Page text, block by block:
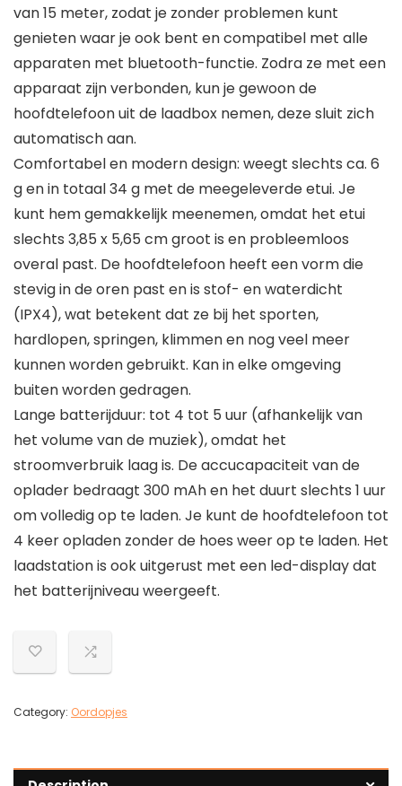
van 15 meter, zodat je zonder problemen kunt
genieten waar je ook bent en compatibel met alle
apparaten met bluetooth-functie. Zodra ze met een
apparaat zijn verbonden, kun je gewoon de
hoofdtelefoon uit de laadbox nemen, deze sluit zich
automatisch aan.
Comfortabel en modern design: weegt slechts ca. 6
g en in totaal 34 g met de meegeleverde etui. Je
kunt hem gemakkelijk meenemen, omdat het etui
slechts 3,85 x 5,65 cm groot is en probleemloos
overal past. De hoofdtelefoon heeft een vorm die
stevig in de oren past en is stof- en waterdicht
(IPX4), wat betekent dat ze bij het sporten,
hardlopen, springen, klimmen en nog veel meer
kunnen worden gebruikt. Kan in elke omgeving
buiten worden gedragen.
Lange batterijduur: tot 4 tot 5 uur (afhankelijk van
het volume van de muziek), omdat het
stroomverbruik laag is. De accucapaciteit van de
oplader bedraagt 300 mAh en het duurt slechts 1 uur
om volledig op te laden. Je kunt de hoofdtelefoon tot
4 keer opladen zonder de hoes weer op te laden. Het
laadstation is ook uitgerust met een led-display dat
het batterijniveau weergeeft.
Category: Oordopjes